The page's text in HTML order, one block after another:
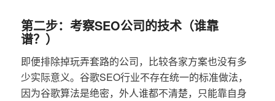
第二步：考察SEO公司的技术（谁靠
谱？）
即便排除掉玩弄套路的公司，比较各家方案也没有多
少实际意义。谷歌SEO行业不存在统一的标准做法，
因为谷歌算法是绝密，外人谁都不清楚，只能靠自身